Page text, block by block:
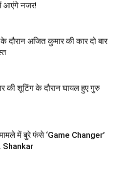
आएंगे नजर!
दौरान अजित कुमार की कार दो बार
की शूटिंग के दौरान घायल हुए गुरु
मामले में बुरे फंसे ‘Game Changer’
Shankar